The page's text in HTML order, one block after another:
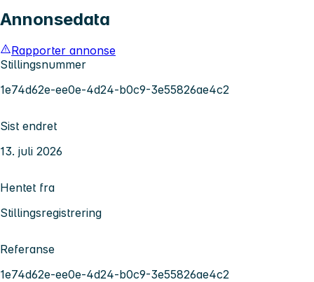
Annonsedata
Rapporter annonse
Stillingsnummer
1e74d62e-ee0e-4d24-b0c9-3e55826ae4c2
Sist endret
13. juli 2026
Hentet fra
Stillingsregistrering
Referanse
1e74d62e-ee0e-4d24-b0c9-3e55826ae4c2